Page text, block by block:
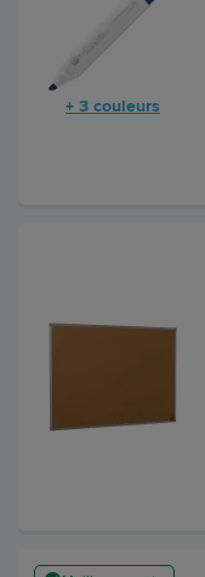
+ 3 couleurs